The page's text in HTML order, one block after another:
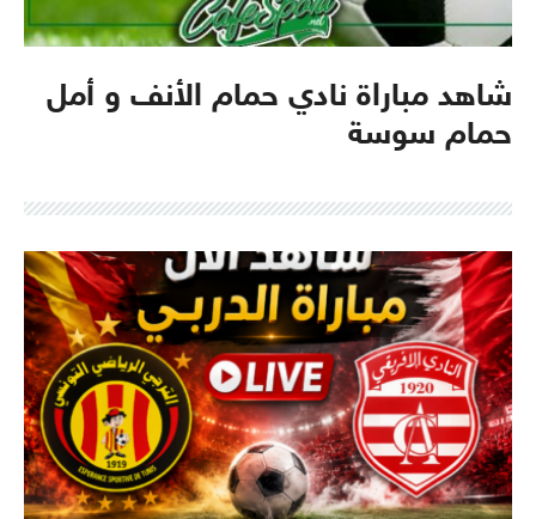
شاهد مباراة نادي حمام الأنف و أمل
حمام سوسة